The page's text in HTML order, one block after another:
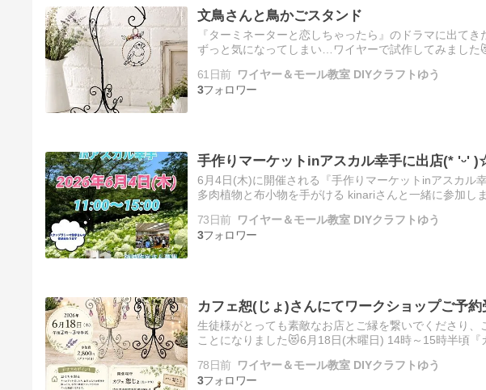
文鳥さんと鳥かごスタンド
『ターミネーターと恋しちゃったら』のドラマに出て
ずっと気になってしまい…ワイヤーで試作してみました
61日前 ワイヤー＆モール教室 DIYクラフトゆう
3
手作りマーケットinアスカル幸手に出店(* 'ᵕ'
6月4日(木)に開催される『手作りマーケットinアスカル
多肉植物と布小物を手がける kinariさんと一緒に参加し
73日前 ワイヤー＆モール教室 DIYクラフトゆう
3
カフェ恕(じょ)さんにてワークショップご予約
生徒様がとっても素敵なお店とご縁を繋いでくださり
ことになりました😻6月18日(木曜日) 14時～15時半頃『
78日前 ワイヤー＆モール教室 DIYクラフトゆう
3